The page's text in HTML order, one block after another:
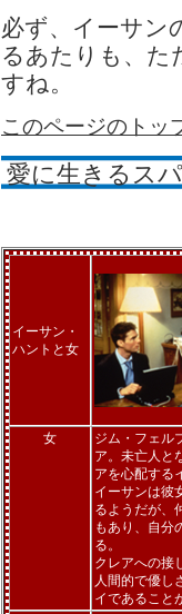
必ず、イーサン
るあたりも、た
すね。
このページのトッ
愛に生きるス
イーサン・
ハントと女
女
ジム・フェル
ア。未亡人と
アを心配する
イーサンは彼
るようだが、
もあり、自分
る。
クレアへの接
人間的で優し
イであること